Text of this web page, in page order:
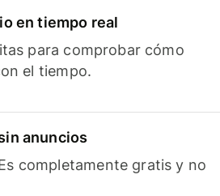
en tiempo real
para comprobar cómo
el tiempo.
anuncios
completamente gratis y no